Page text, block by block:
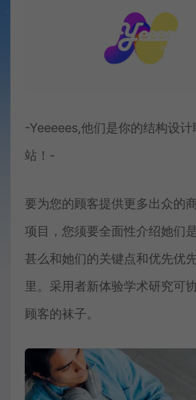
-Yeeeees,他们是你的结构设计
站！-
要为您的顾客提供更多出众的
项目，您须要全面性介绍她们
甚么和她们的关键点和优先优
里。采用者新体验学术研究可
顾客的袜子。